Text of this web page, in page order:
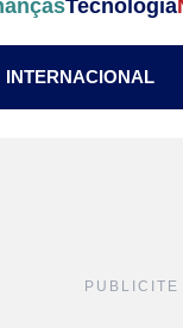
Tecnologia
INTERNACIONAL
PUBLICITE